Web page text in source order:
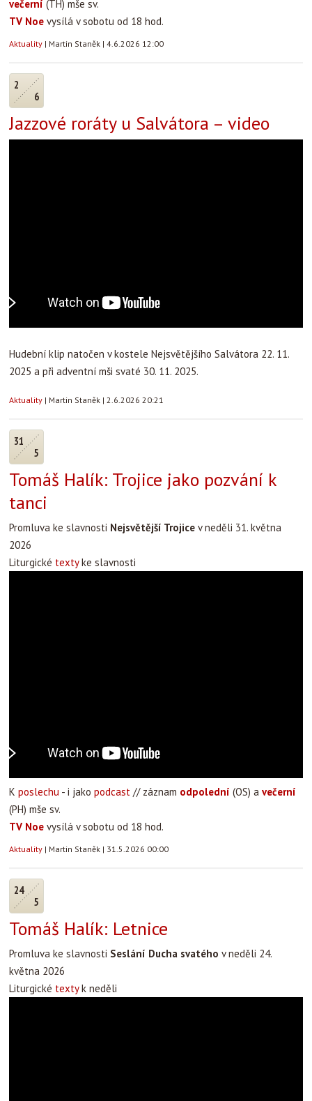
večerní (TH) mše sv.
TV Noe vysílá v sobotu od 18 hod.
Aktuality | Martin Staněk | 4.6.2026 12:00
2
6
Jazzové roráty u Salvátora – video
Hudební klip natočen v kostele Nejsvětějšího Salvátora 22. 11.
2025 a při adventní mši svaté 30. 11. 2025.
Aktuality | Martin Staněk | 2.6.2026 20:21
31
5
Tomáš Halík: Trojice jako pozvání k
tanci
Promluva ke slavnosti Nejsvětější Trojice v neděli 31. května
2026
Liturgické textyke slavnosti
K poslechu - i jako podcast // záznam odpolední (OS) a večerní
(PH) mše sv.
TV Noe vysílá v sobotu od 18 hod.
Aktuality | Martin Staněk | 31.5.2026 00:00
24
5
Tomáš Halík: Letnice
Promluva ke slavnosti Seslání Ducha svatého v neděli 24.
května 2026
Liturgické textyk neděli